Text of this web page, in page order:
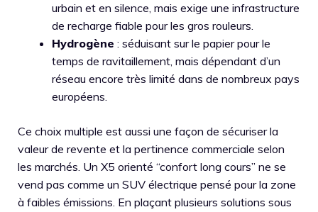
urbain et en silence, mais exige une infrastructure
de recharge fiable pour les gros rouleurs.
Hydrogène : séduisant sur le papier pour le
temps de ravitaillement, mais dépendant d’un
réseau encore très limité dans de nombreux pays
européens.
Ce choix multiple est aussi une façon de sécuriser la
valeur de revente et la pertinence commerciale selon
les marchés. Un X5 orienté “confort long cours” ne se
vend pas comme un SUV électrique pensé pour la zone
à faibles émissions. En plaçant plusieurs solutions sous